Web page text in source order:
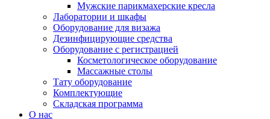
Мужские парикмахерские кресла
Лаборатории и шкафы
Оборудование для визажа
Дезинфицирующие средства
Оборудование с регистрацией
Косметологическое оборудование
Массажные столы
Тату оборудование
Комплектующие
Складская программа
О нас